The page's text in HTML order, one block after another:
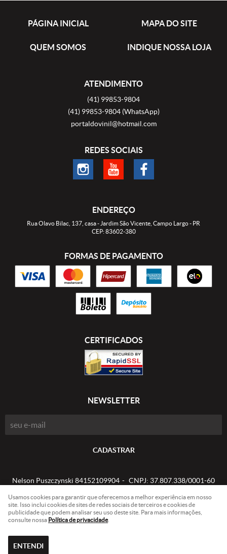
PÁGINA INICIAL MAPA DO SITE
QUEM SOMOS INDIQUE NOSSA LOJA
ATENDIMENTO
(41) 99853-9804
(41)99853-9804 (WhatsApp)
portaldovinil@hotmail.com
REDES SOCIAIS
ENDEREÇO
Rua Olavo Bilac, 137, casa- Jardim São Vicente, Campo Largo- PR
CEP: 83602-380
FORMAS DE PAGAMENTO
CERTIFICADOS
NEWSLETTER
CADASTRAR
Nelson Puszczynski 84152109904 CNPJ: 37.807.338/0001-60
LOJA VIRTUAL CRIADA POR
Usamos cookies para garantir que oferecemos a melhor experiência em nosso
site. Isso inclui cookies de sites de redes sociais de terceiros e cookies de
publicidade que podem analisar seu uso deste site. Para mais informações,
consulte nossa Política de privacidade.
ENTENDI